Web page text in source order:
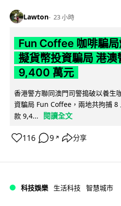
Lawton 23 小時
Fun Coffee 咖啡騙
擬貨幣投資騙局 港澳
9,400 萬元
香港警方聯同澳門司警搗破以養生
資騙局 Fun Coffee，兩地共拘捕
款 9,4...
閱讀全文
116 9 ↗ 分享
科技娛樂 生活科技 智慧城市